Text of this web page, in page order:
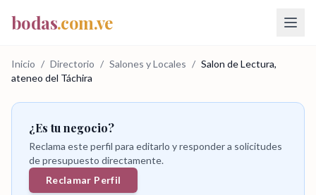
bodas.com.ve
Inicio / Directorio / Salones y Locales / Salon de Lectura,
ateneo del Táchira
¿Es tu negocio?
Reclama este perfil para editarlo y responder a solicitudes
de presupuesto directamente.
Reclamar Perfil